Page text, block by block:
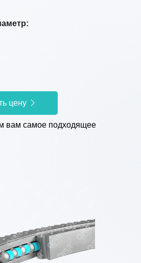
цену
вам самое подходящее